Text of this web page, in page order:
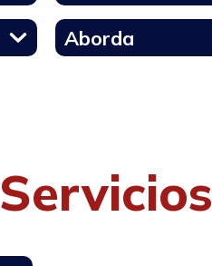
Aborda
Servicios